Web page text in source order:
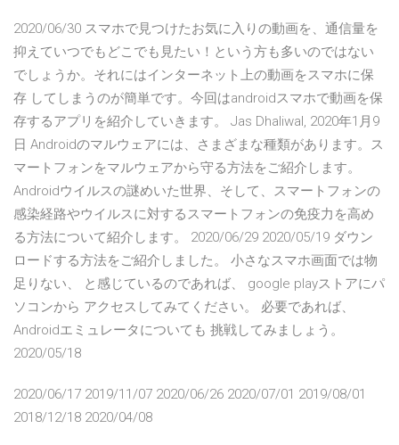
2020/06/30 スマホで見つけたお気に入りの動画を、通信量を
抑えていつでもどこでも見たい！という方も多いのではない
でしょうか。それにはインターネット上の動画をスマホに保
存 してしまうのが簡単です。今回はandroidスマホで動画を保
存するアプリを紹介していきます。 Jas Dhaliwal, 2020年1月9
日 Androidのマルウェアには、さまざまな種類があります。ス
マートフォンをマルウェアから守る方法をご紹介します。
Androidウイルスの謎めいた世界、そして、スマートフォンの
感染経路やウイルスに対するスマートフォンの免疫力を高め
る方法について紹介します。 2020/06/29 2020/05/19 ダウン
ロードする方法をご紹介しました。 小さなスマホ画面では物
足りない、 と感じているのであれば、 google playストアにパ
ソコンから アクセスしてみてください。 必要であれば、
Androidエミュレータについても 挑戦してみましょう。
2020/05/18
2020/06/17 2019/11/07 2020/06/26 2020/07/01 2019/08/01
2018/12/18 2020/04/08